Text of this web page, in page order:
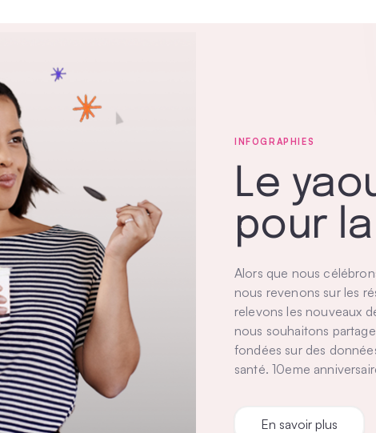
INFOGRAPHIES
Le
pour
Alors que nous
nous revenons sur les
relevons les nouveaux
nous souhaitons
fondées sur des
santé. 10eme
En savoir plus